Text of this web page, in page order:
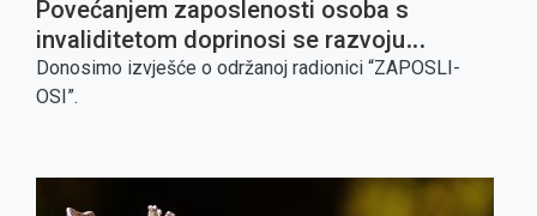
Povećanjem zaposlenosti osoba s
invaliditetom doprinosi se razvoju
gospodarstva i stvara inkluzivnije društvo
Donosimo izvješće o održanoj radionici “ZAPOSLI-
OSI”.